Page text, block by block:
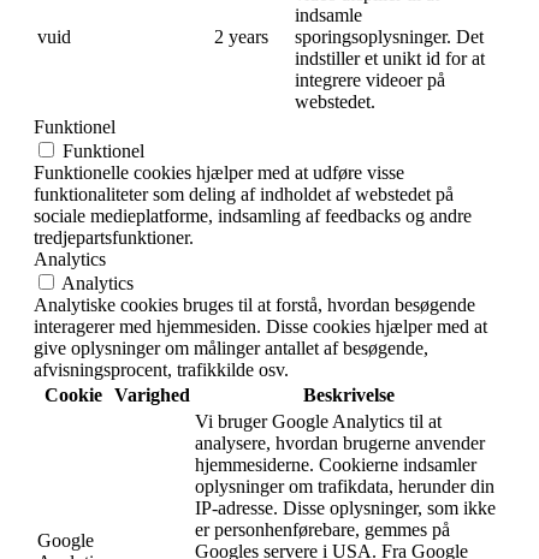
vuid 2 years
indsamle
sporingsoplysninger. Det
indstiller et unikt id for at
integrere videoer på
webstedet.
Funktionel
Funktionel
Funktionelle cookies hjælper med at udføre visse
funktionaliteter som deling af indholdet af webstedet på
sociale medieplatforme, indsamling af feedbacks og andre
tredjepartsfunktioner.
Analytics
Analytics
Analytiske cookies bruges til at forstå, hvordan besøgende
interagerer med hjemmesiden. Disse cookies hjælper med at
give oplysninger om målinger antallet af besøgende,
afvisningsprocent, trafikkilde osv.
Cookie Varighed Beskrivelse
Google
Vi bruger Google Analytics til at
analysere, hvordan brugerne anvender
hjemmesiderne. Cookierne indsamler
oplysninger om trafikdata, herunder din
IP-adresse. Disse oplysninger, som ikke
er personhenførebare, gemmes på
Googles servere i USA. Fra Google